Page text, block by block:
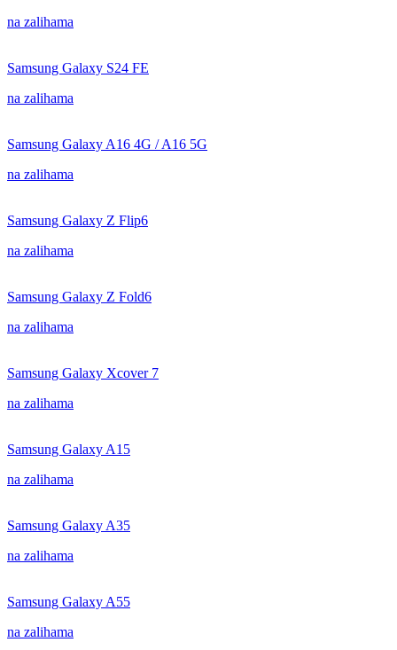
na zalihama
Samsung Galaxy S24 FE
na zalihama
Samsung Galaxy A16 4G / A16 5G
na zalihama
Samsung Galaxy Z Flip6
na zalihama
Samsung Galaxy Z Fold6
na zalihama
Samsung Galaxy Xcover 7
na zalihama
Samsung Galaxy A15
na zalihama
Samsung Galaxy A35
na zalihama
Samsung Galaxy A55
na zalihama